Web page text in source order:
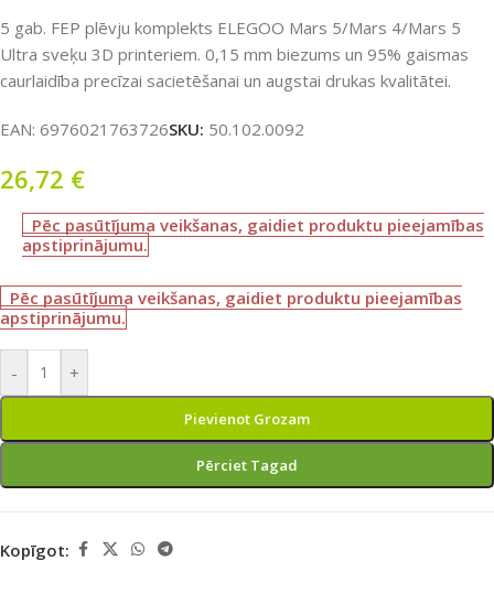
5 gab. FEP plēvju komplekts ELEGOO Mars 5/Mars 4/Mars 5
Ultra sveķu 3D printeriem. 0,15 mm biezums un 95% gaismas
caurlaidība precīzai sacietēšanai un augstai drukas kvalitātei.
EAN: 6976021763726SKU: 50.102.0092
26,72 €
Pēc pasūtījuma veikšanas, gaidiet produktu pieejamības
apstiprinājumu.
Pēc pasūtījuma veikšanas, gaidiet produktu pieejamības
apstiprinājumu.
- +
Pievienot Grozam
Pērciet Tagad
Kopīgot: